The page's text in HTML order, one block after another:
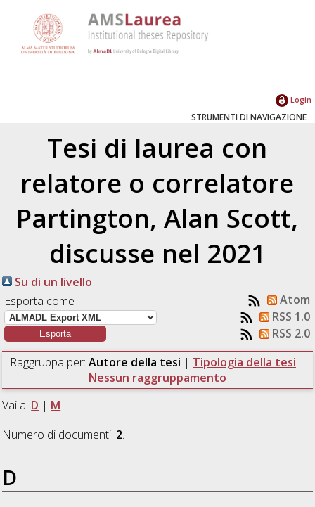
Login
STRUMENTI DI NAVIGAZIONE
Tesi di laurea con
relatore o correlatore
Partington, Alan Scott,
discusse nel 2021
Su di un livello
Esporta come
Atom
RSS 1.0
RSS 2.0
Raggruppa per: Autore della tesi | Tipologia della tesi |
Nessun raggruppamento
Vai a: D | M
Numero di documenti: 2.
D